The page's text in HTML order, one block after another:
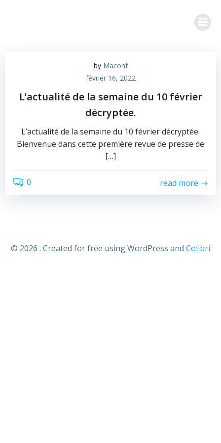
by Maconf
février 16, 2022
L’actualité de la semaine du 10 février
décryptée.
L’actualité de la semaine du 10 février décryptée.
Bienvenue dans cette première revue de presse de
[…]
0 read more
© 2026 . Created for free using WordPress and Colibri